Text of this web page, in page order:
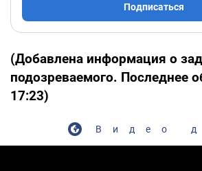
Подписаться
(Добавлена информация о
подозреваемого. Последнее
17:23)
Видео